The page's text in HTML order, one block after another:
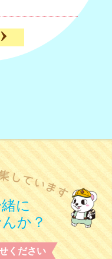
に
か？
ください